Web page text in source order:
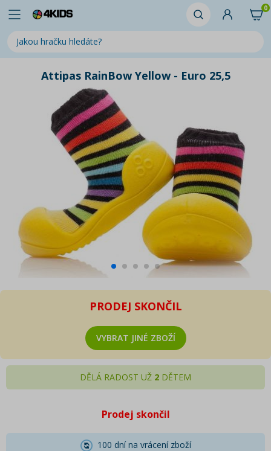
0
Attipas RainBow Yellow - Euro 25,5
PRODEJ SKONČIL
VYBRAT JINÉ ZBOŽÍ
DĚLÁ RADOST UŽ 2 DĚTEM
Prodej skončil
100 dní na vrácení zboží